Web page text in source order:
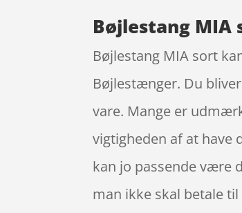
Bøjlestang MIA
Bøjlestang MIA sort
Bøjlestænger. Du
vare. Mange er
vigtigheden af at have
kan jo passende være
man ikke skal betale